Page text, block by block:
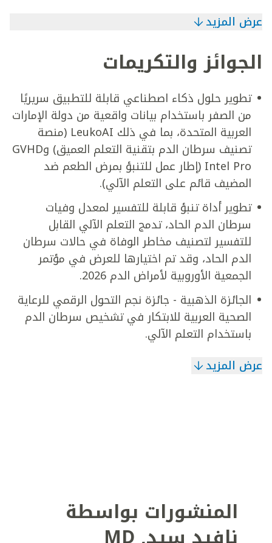
عرض المزيد
الجوائز والتكريمات
تطوير حلول ذكاء اصطناعي قابلة للتطبيق سريريًا
من الصفر باستخدام بيانات واقعية من دولة الإمارات
العربية المتحدة، بما في ذلك LeukoAI (منصة
تصنيف سرطان الدم بتقنية التعلم العميق) وGVHD
Intel Pro (إطار عمل للتنبؤ بمرض الطعم ضد
المضيف قائم على التعلم الآلي).
تطوير أداة تنبؤ قابلة للتفسير لمعدل وفيات
سرطان الدم الحاد، تدمج التعلم الآلي القابل
للتفسير لتصنيف مخاطر الوفاة في حالات سرطان
الدم الحاد، وقد تم اختيارها للعرض في مؤتمر
الجمعية الأوروبية لأمراض الدم 2026.
الجائزة الذهبية - جائزة نجم التحول الرقمي للرعاية
الصحية العربية للابتكار في تشخيص سرطان الدم
باستخدام التعلم الآلي.
عرض المزيد
المنشورات بواسطة